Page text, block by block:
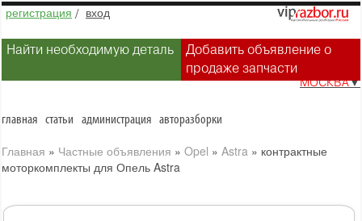
регистрация / вход
Найти необходимую деталь
Добавить объявление о
продаже запчасти
МОСКВА▼
главная статьи администрация авторазборки
Главная » Частные объявления » Opel » Astra » контрактные
моторкомплекты для Опель Astra